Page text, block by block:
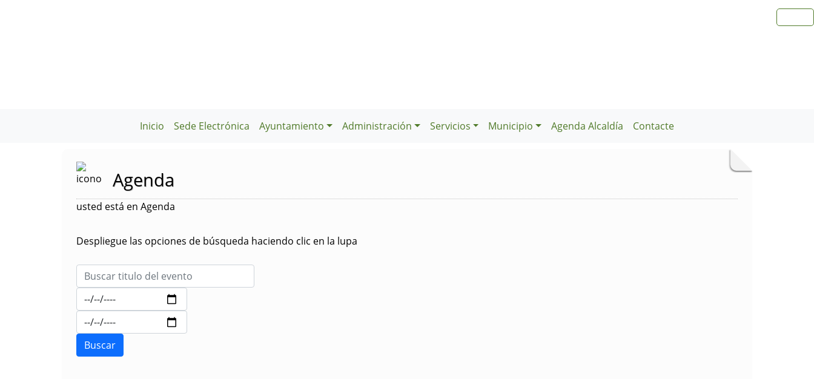
Inicio Sede Electrónica Ayuntamiento Administración Servicios Municipio Agenda Alcaldía Contacte
Agenda
usted está en Agenda
Despliegue las opciones de búsqueda haciendo clic en la lupa